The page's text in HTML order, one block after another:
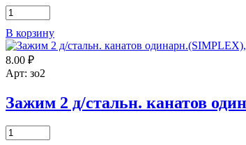
Количество
товара
Зажим
5
д/
стальн.
одинарн.
(SIMPLEX),
цинк
В корзину
8.00 ₽
Арт: зо2
Зажим 2 д/стальн. канатов
Количество